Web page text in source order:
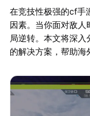
在竞技性极强的cf手
因素。当你面对敌
局逆转。本文将深
的解决方案，帮助海